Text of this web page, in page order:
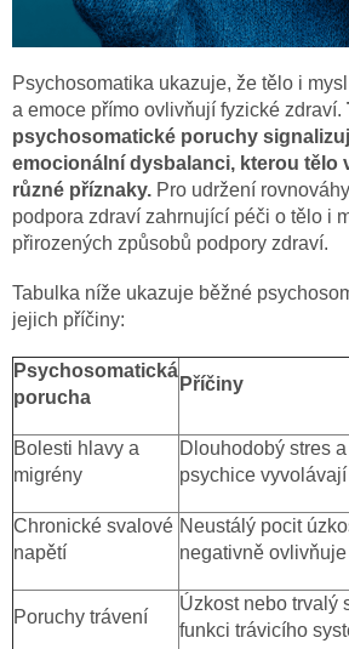
Psychosomatika ukazuje, že tělo i
a emoce přímo ovlivňují fyzické zdraví.
psychosomatické poruchy
emocionální dysbalanci, kterou tělo
různé příznaky. Pro udržení
podpora zdraví zahrnující péči o tělo i
přirozených způsobů podpory zdraví.
Tabulka níže ukazuje běžné
jejich příčiny:
Psychosomatická
porucha
Příčiny
Bolesti hlavy a
migrény
Dlouhodobý stres
psychice
Chronické svalové
napětí
Neustálý pocit
negativně
Poruchy trávení
Úzkost nebo trvalý
funkci trávicího